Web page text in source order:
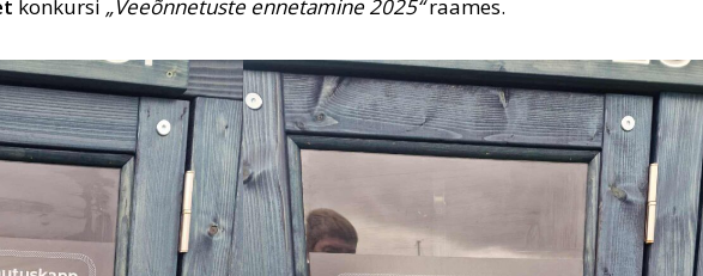
konkursi „Veeõnnetuste ennetamine 2025“raames.